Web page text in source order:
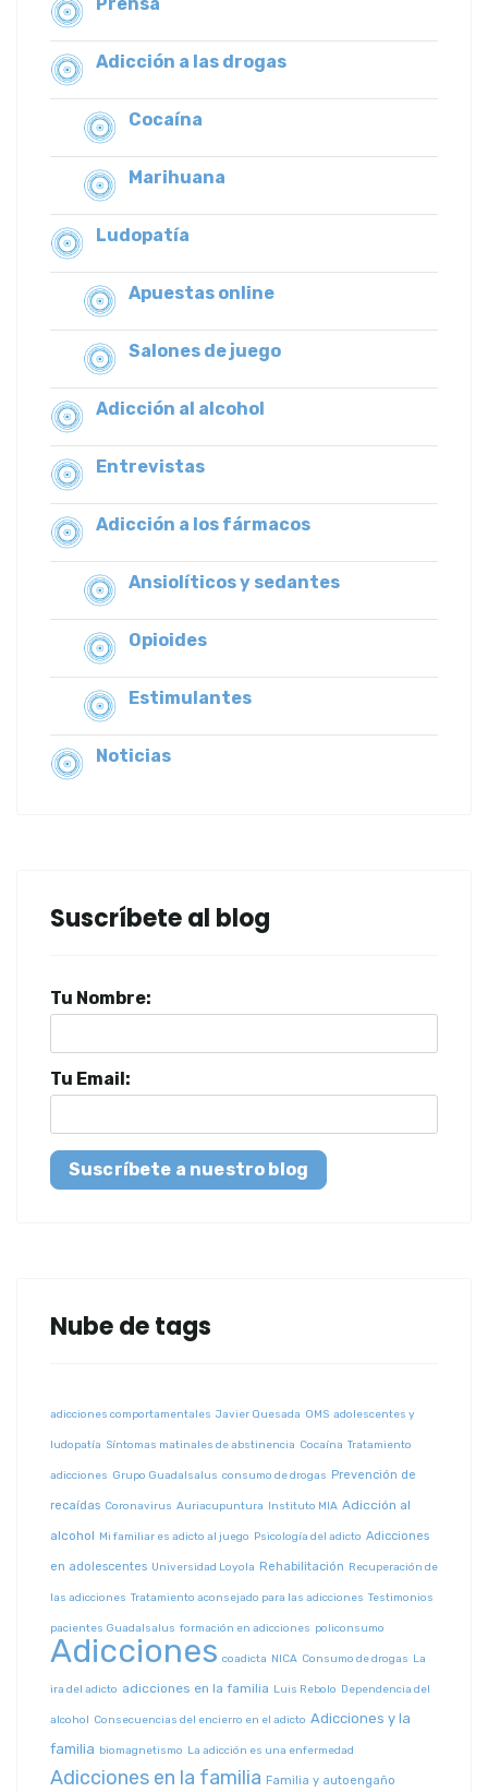
Adicción a las drogas
Cocaína
Marihuana
Ludopatía
Apuestas online
Salones de juego
Adicción al alcohol
Entrevistas
Adicción a los fármacos
Ansiolíticos y sedantes
Opioides
Estimulantes
Noticias
Suscríbete al blog
Tu Nombre:
Tu Email:
Suscríbete a nuestro blog
Nube de tags
adicciones comportamentales Javier Quesada OMS adolescentes y
ludopatía Síntomas matinales de abstinencia Cocaína Tratamiento
adicciones Grupo Guadalsalus consumo de drogas Prevención de
recaídas Coronavirus Auriacupuntura Instituto MIA Adicción al
alcohol Mi familiar es adicto al juego Psicología del adicto Adicciones
en adolescentes Universidad Loyola Rehabilitación Recuperación de
las adicciones Tratamiento aconsejado para las adicciones Testimonios
pacientes Guadalsalus formación en adicciones policonsumo
Adicciones coadicta NICA Consumo de drogas La
ira del adicto adicciones en la familia Luis Rebolo Dependencia del
alcohol Consecuencias del encierro en el adicto Adicciones y la
familia biomagnetismo La adicción es una enfermedad
Adicciones en la familia Familia y autoengaño